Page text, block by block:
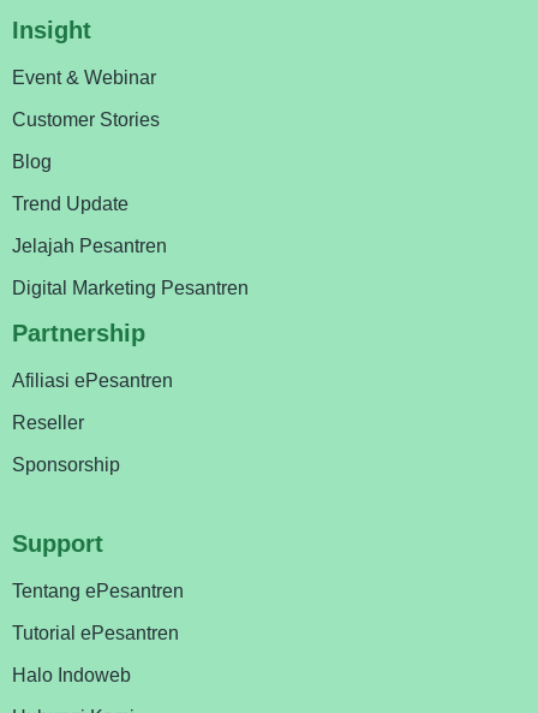
Insight
Event & Webinar
Customer Stories
Blog
Trend Update
Jelajah Pesantren
Digital Marketing Pesantren
Partnership
Afiliasi ePesantren
Reseller
Sponsorship
Support
Tentang ePesantren
Tutorial ePesantren
Halo Indoweb